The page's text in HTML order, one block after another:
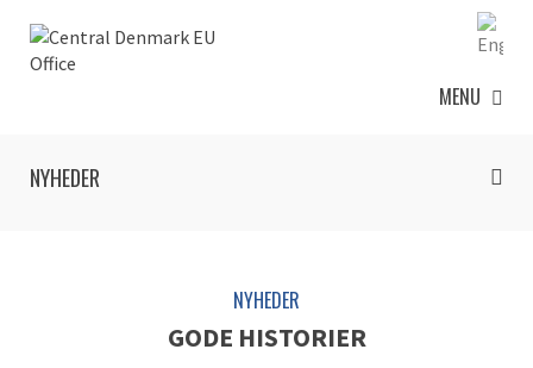
MENU
NYHEDER
NYHEDER
GODE HISTORIER